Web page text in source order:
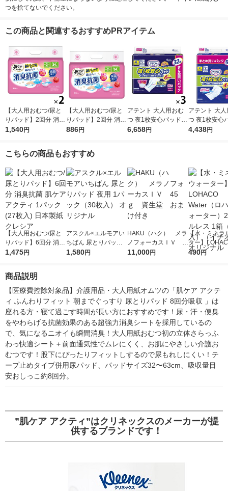
つを捨てないでください。
この商品と関連するおすすめPRアイテム
【大人用おむつ/尿と
りパッド】2回分 消臭
抗菌 肌ケア アクティ
クレシア
1,540円
【大人用おむつ/尿と
りパッド】2回分 消臭
抗菌 肌ケア アクティ
886円
アテント 大人用おむ
つ 夜1枚安心パッドテ
ープ用パッド 大容量
6,658円
アテント 大
つ 夜1枚安心
ープ用パッド
4,438円
こちらの商品もおすすめ
【大人用おむつ/尿と
りパッド】6回分 消臭
抗菌 肌ケア アクティ
1,475円
アスクル×エルモアい
ちばん 尿とりパッド
夜用 1パック（30枚
1,580円
HAKU（ハク） メラ
ノフォーカスＩＶ 4
5ｇ 資生堂 おまけ
11,000円
【水・ミネラ
ター】
r（ロハコウ
490円
商品説明
【医療費控除対象品】介護用品・大人用紙オムツの「肌ケア アクテ
ィ ふんわりフィット 朝までぐっすり 尿とりパッド 8回分吸収 」は
座れる方・寝て過ごす時間が長い方におすすめです！尿・汗・便臭
をやわらげる抗菌効果のある超強力消臭シートを採用しているの
で、気になるニオイも瞬間消臭！大人用紙おむつ初の立体さらっふ
わっ快適シート＋前面通気性でムレにくく、お肌にやさしい介護お
むつです！股下にぴったりフィットしするので尿もれしにくい！テ
ープ止めタイプ併用尿パッド、パッドサイズ32〜63cm、吸収量目
安おしっこ約8回分。
”肌ケア アクティ”はクリネックスのメーカーが提
供するブランドです！